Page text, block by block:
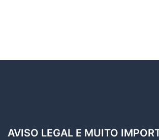
AVISO LEGAL E MUITO